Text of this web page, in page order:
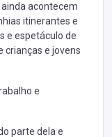
acontecem
itinerantes e
e espetáculo de
crianças e jovens
e
parte dela e